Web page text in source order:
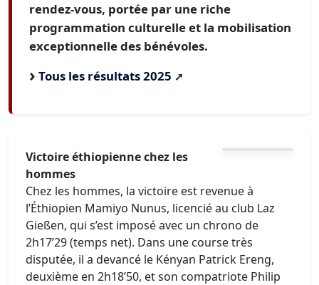
rendez-vous, portée par une riche
programmation culturelle et la mobilisation
exceptionnelle des bénévoles.
Tous les résultats 2025
Victoire éthiopienne chez les
hommes
Chez les hommes, la victoire est revenue à
l’Éthiopien Mamiyo Nunus, licencié au club Laz
Gießen, qui s’est imposé avec un chrono de
2h17’29 (temps net). Dans une course très
disputée, il a devancé le Kényan Patrick Ereng,
deuxième en 2h18’50, et son compatriote Philip